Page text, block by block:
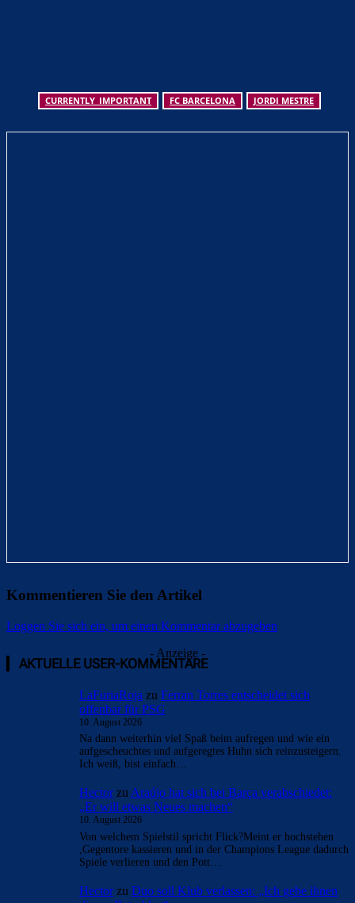
CURRENTLY_IMPORTANT FC BARCELONA JORDI MESTRE
Kommentieren Sie den Artikel
Loggen Sie sich ein, um einen Kommentar abzugeben
- Anzeige -
AKTUELLE USER-KOMMENTARE
LaFuriaRoja zu Ferran Torres entscheidet sich
offenbar für PSG
10. August 2026
Na dann weiterhin viel Spaß beim aufregen und wie ein
aufgescheuchtes und aufgeregtes Huhn sich reinzusteigern.
Ich weiß, bist einfach…
HectorzuAraújo hat sich bei Barça verabschiedet:
„Er will etwas Neues machen“
10. August 2026
Von welchem Spielstil spricht Flick?Meint er hochstehen
,Gegentore kassieren und in der Champions League dadurch
Spiele verlieren und den Pott…
Hectorzu Duo soll Klub verlassen: „Ich gebe ihnen